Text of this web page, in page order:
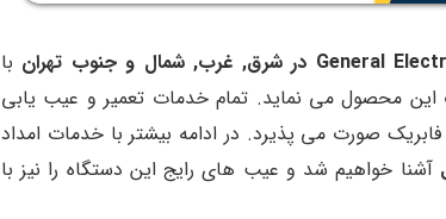
با
این محصول می نماید. تمام خدمات تعمیر و عیب یابی
صورت می پذیرد. در ادامه بیشتر با خدمات امداد
آشنا خواهیم شد و عیب های رایج این دستگاه را نیز با